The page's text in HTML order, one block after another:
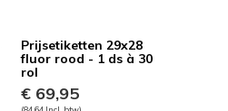
Prijsetiketten 29x28
fluor rood - 1 ds à 30
rol
€ 69,95